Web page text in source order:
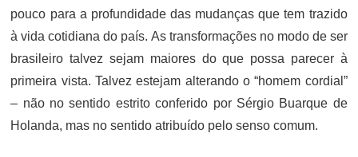
pouco para a profundidade das mudanças que tem trazido
à vida cotidiana do país. As transformações no modo de ser
brasileiro talvez sejam maiores do que possa parecer à
primeira vista. Talvez estejam alterando o “homem cordial”
– não no sentido estrito conferido por Sérgio Buarque de
Holanda, mas no sentido atribuído pelo senso comum.